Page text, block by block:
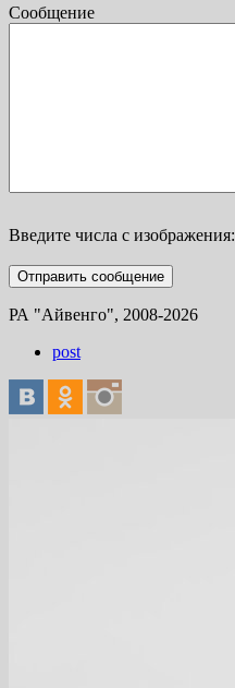
Сообщение
Введите числа с изображения:
РА "Айвенго", 2008-2026
post